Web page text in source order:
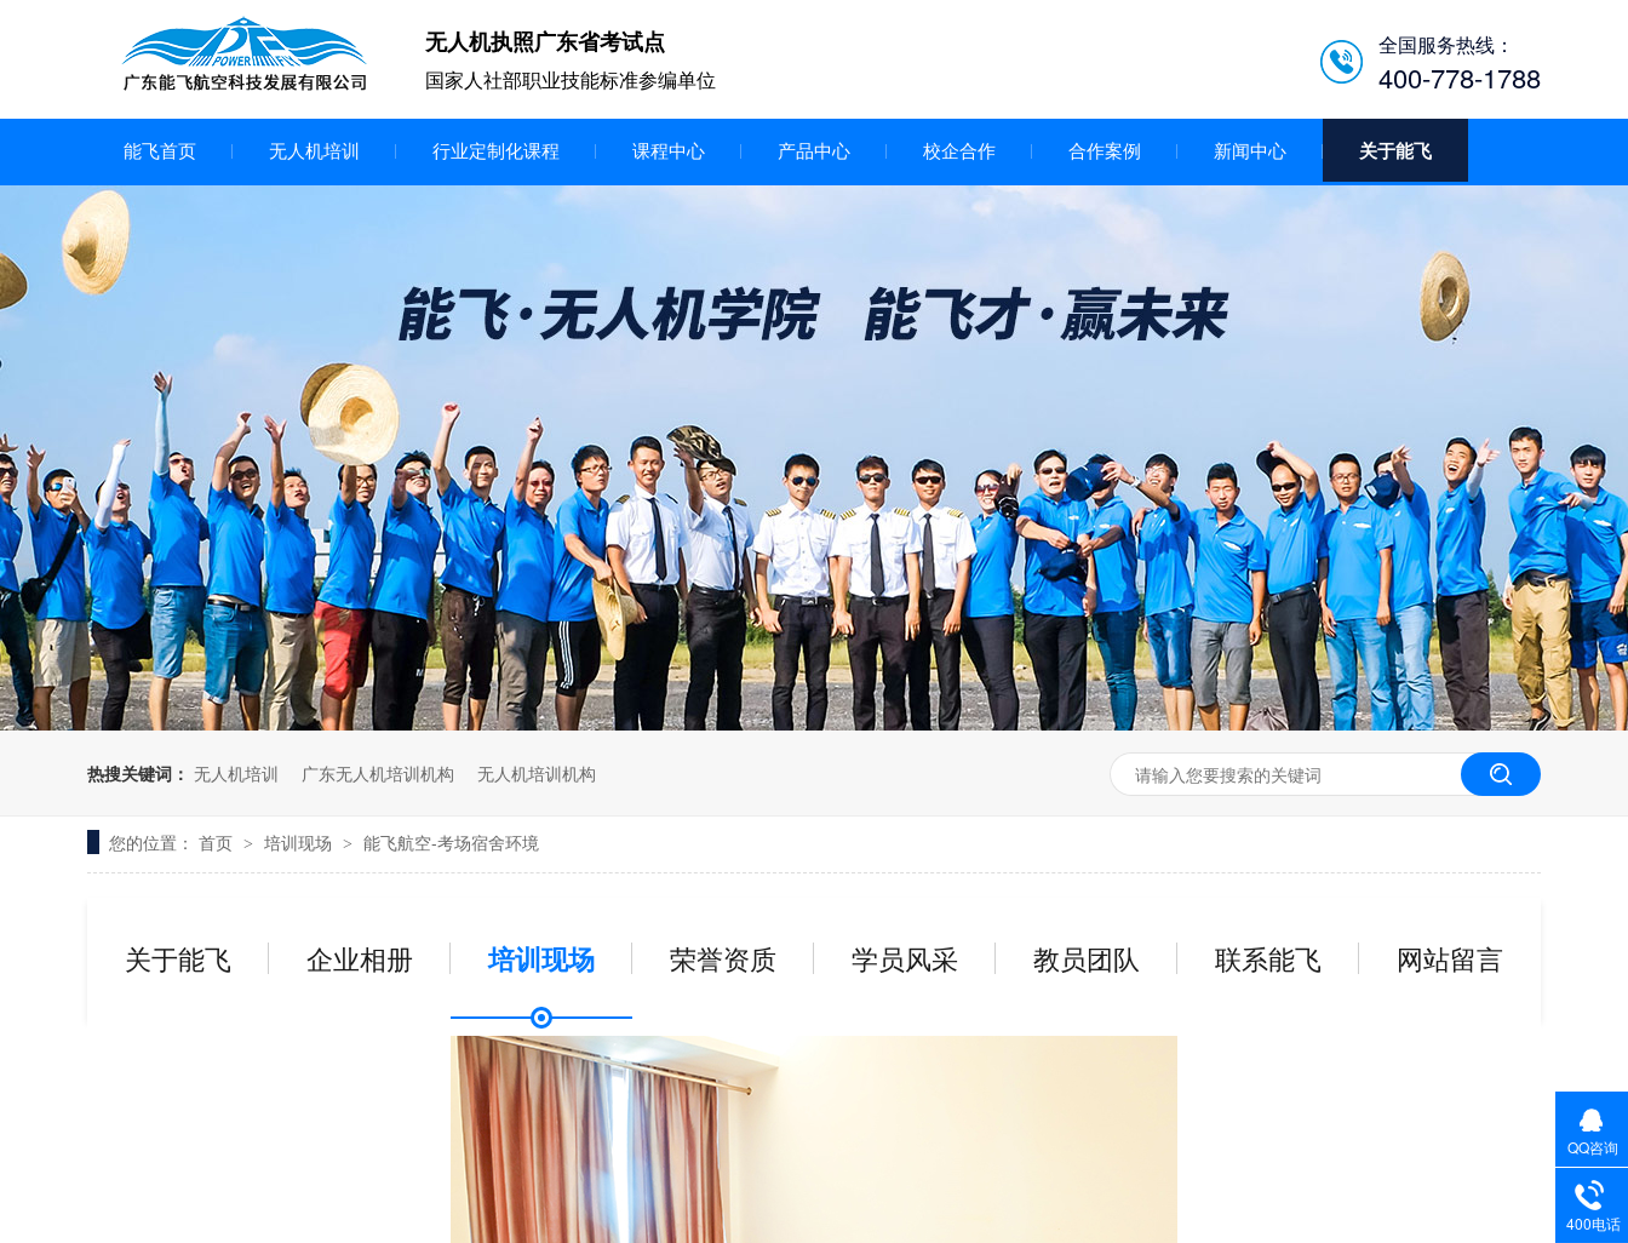
无人机执照广东省考试点
国家人社部职业技能标准参编单位
全国服务热线：
400-778-1788
能飞首页 无人机培训 行业定制化课程 课程中心 产品中心
垂直起降无人机
轻型教学无人机套装
无人机vr虚拟仿真实训区
无人机基础飞行模拟仿真教学
实训系统
低空经济智慧巡检平台/机
无人机考培创新专区
人社无人机职业工种实训系统
多旋翼无人机考培训练专用套
装
无人机考培基地工具
无人机考试评测系统
无人机组调维检
多旋翼无人机组装专用配件套
装
垂直起降固定翼装调实训教学
无人机套装
无人机工程创新实训
校企合作 合作案例 新闻中心 关于能飞
热搜关键词： 无人机培训 广东无人机培训机构 无人机培训机构
您的位置： 首页 > 培训现场 > 能飞航空-考场宿舍环境
关于能飞 企业相册 培训现场 荣誉资质 学员风采 教员团队 联系能飞 网站留言
QQ咨询
400电话